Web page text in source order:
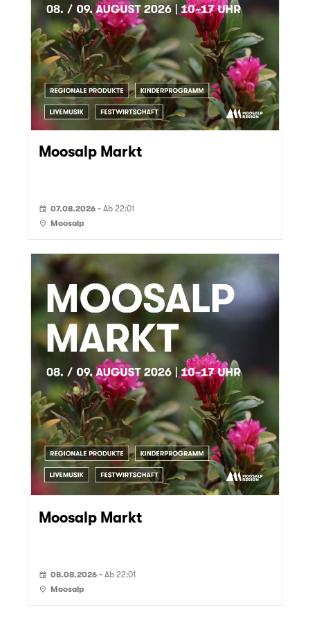
Moosalp Markt
event 07.08.2026 - Ab 22:01
place Moosalp
Moosalp Markt
event 08.08.2026 - Ab 22:01
place Moosalp